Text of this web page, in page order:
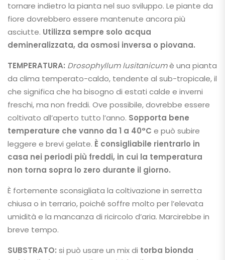
tornare indietro la pianta nel suo sviluppo. Le piante da
fiore dovrebbero essere mantenute ancora più
asciutte. Utilizza sempre solo acqua
demineralizzata, da osmosi inversa o piovana.
TEMPERATURA: Drosophyllum lusitanicumè una pianta
da clima temperato-caldo, tendente al sub-tropicale, il
che significa che ha bisogno di estati calde e inverni
freschi, ma non freddi. Ove possibile, dovrebbe essere
coltivato all’aperto tutto l’anno. Sopporta bene
temperature che vanno da 1 a 40°C e può subire
leggere e brevi gelate. È consigliabile rientrarlo in
casa nei periodi più freddi, in cui la temperatura
non torna sopra lo zero durante il giorno.
È fortemente sconsigliata la coltivazione in serretta
chiusa o in terrario, poiché soffre molto per l’elevata
umidità e la mancanza di ricircolo d’aria. Marcirebbe in
breve tempo.
SUBSTRATO: si può usare un mix di torba bionda